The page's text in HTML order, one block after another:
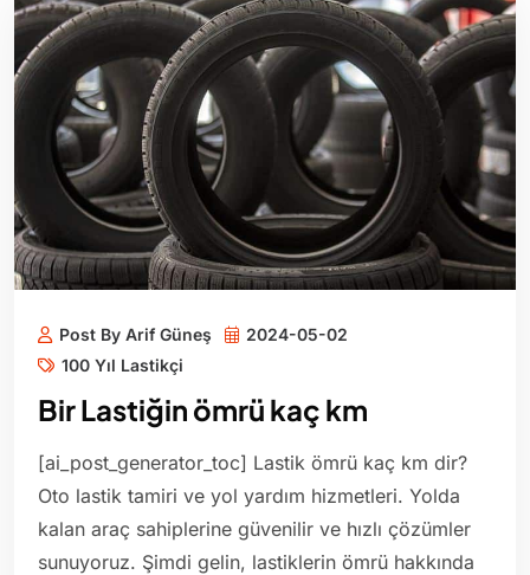
Post By Arif Güneş
2024-05-02
100 Yıl Lastikçi
Bir Lastiğin ömrü kaç km
[ai_post_generator_toc] Lastik ömrü kaç km dir?
Oto lastik tamiri ve yol yardım hizmetleri. Yolda
kalan araç sahiplerine güvenilir ve hızlı çözümler
sunuyoruz. Şimdi gelin, lastiklerin ömrü hakkında